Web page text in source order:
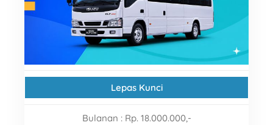
Lepas Kunci
Bulanan : Rp. 18.000.000,-